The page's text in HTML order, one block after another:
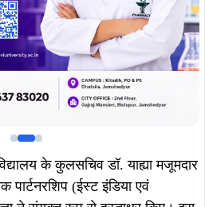
डॉ. मृत्युंजय महतो भी उपस्थित